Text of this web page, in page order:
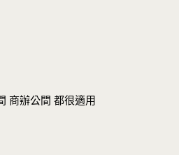
商辦公間 都很適用